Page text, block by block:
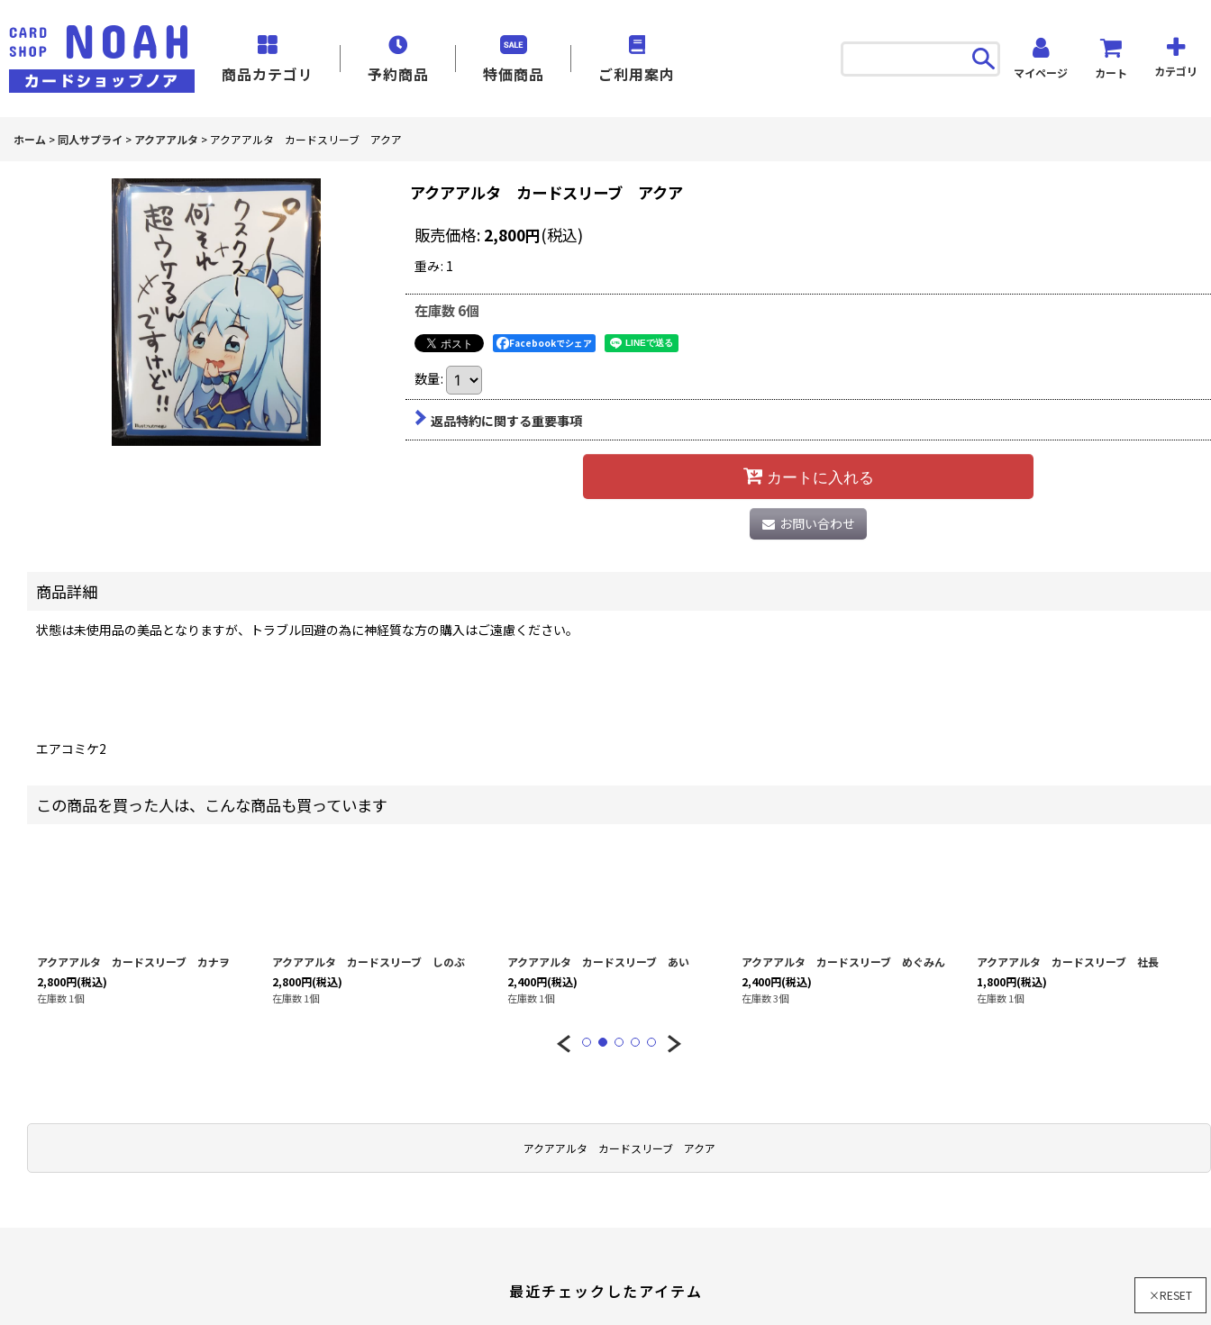
商品カテゴリ 予約商品 特価商品 ご利用案内 マイページ カート カテゴリ
ホーム > 同人サプライ > アクアアルタ > アクアアルタ カードスリーブ アクア
アクアアルタ カードスリーブ アクア
アクアアルタ カードスリーブ アクア
販売価格: 2,800円(税込)
重み: 1
在庫数 6個
Facebookでシェア
数量:
返品特約に関する重要事項
カートに入れる
お問い合わせ
商品詳細
状態は未使用品の美品となりますが、トラブル回避の為に神経質な方の購入はご遠慮ください。
エアコミケ2
この商品を買った人は、こんな商品も買っています
アクアアルタ カードスリーブ カナヲ
2,800円(税込)
在庫数 1個
アクアアルタ カードスリーブ しのぶ
2,800円(税込)
在庫数 1個
アクアアルタ カードスリーブ あい
2,400円(税込)
在庫数 1個
アクアアルタ カードスリーブ めぐみん
2,400円(税込)
在庫数 3個
アクアアルタ カードスリーブ 社長
1,800円(税込)
在庫数 1個
最近チェックしたアイテム ×RESET